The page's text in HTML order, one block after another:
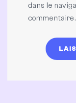
dans le
commentaire.